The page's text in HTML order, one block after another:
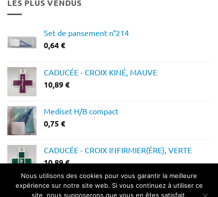
LES PLUS VENDUS
Set de pansement n°214
0,64€
CADUCÉE - CROIX KINÉ, MAUVE
10,89€
Mediset H/B compact
0,75€
CADUCÉE - CROIX INFIRMIER(ÈRE), VERTE
10,89€
Nous utilisons des cookies pour vous garantir la meilleure
expérience sur notre site web. Si vous continuez à utiliser ce
site, nous supposerons que vous en êtes satisfait.